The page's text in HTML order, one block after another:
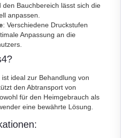
den Bauchbereich lässt sich die
anpassen.
: Verschiedene Druckstufen
Anpassung an die
ist ideal zur Behandlung von
den Abtransport von
für den Heimgebrauch als
eine bewährte Lösung.